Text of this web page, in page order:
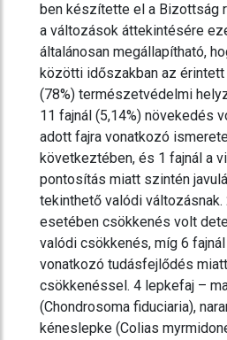
ben készítette el a Bizottság
a változások áttekintésére
általánosan megállapítható,
közötti időszakban az
(78%) természetvédelmi
11 fajnál (5,14%) növekedés
adott fajra vonatkozó
következtében, és 1 fajnál a
pontosítás miatt szintén
tekinthető valódi változásnak.
esetében csökkenés volt
valódi csökkenés, míg 6
vonatkozó tudásfejlődés
csökkenéssel. 4 lepkefaj –
(Chondrosoma fiduciaria),
kéneslepke (Colias